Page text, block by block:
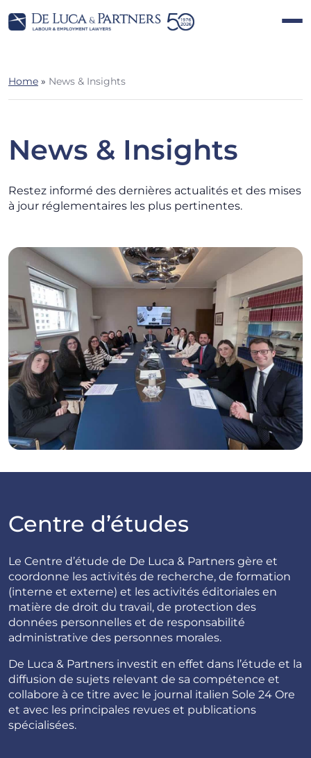
Home » News & Insights
News & Insights
Restez informé des dernières actualités et des mises
à jour réglementaires les plus pertinentes.
Centre d’études
Le Centre d’étude de De Luca & Partners gère et
coordonne les activités de recherche, de formation
(interne et externe) et les activités éditoriales en
matière de droit du travail, de protection des
données personnelles et de responsabilité
administrative des personnes morales.
De Luca & Partners investit en effet dans l’étude et la
diffusion de sujets relevant de sa compétence et
collabore à ce titre avec le journal italien Sole 24 Ore
et avec les principales revues et publications
spécialisées.